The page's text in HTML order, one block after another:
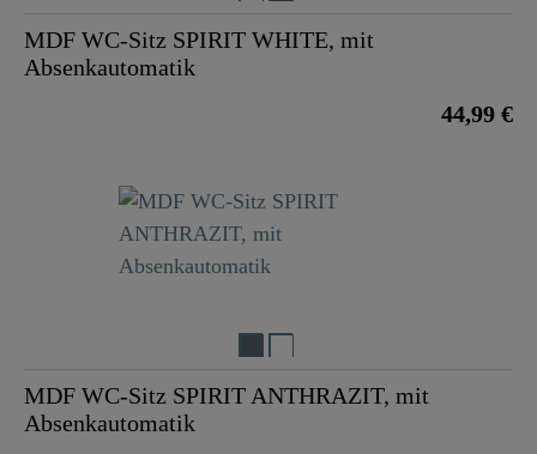
MDF WC-Sitz SPIRIT WHITE, mit
Absenkautomatik
44,99 €
MDF WC-Sitz SPIRIT ANTHRAZIT, mit
Absenkautomatik